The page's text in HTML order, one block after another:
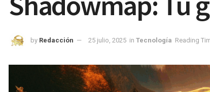
by Redacción 25 julio, 2025 in Tecnología Reading